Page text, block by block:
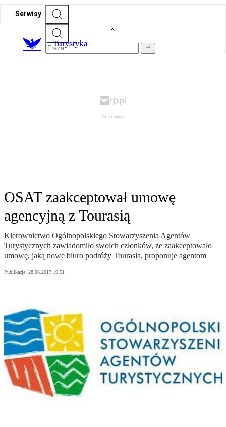
Serwisy
Turystyka
OSAT zaakceptował umowę
agencyjną z Tourasią
Kierownictwo Ogólnopolskiego Stowarzyszenia Agentów
Turystycznych zawiadomiło swoich członków, że zaakceptowało
umowę, jaką nowe biuro podróży Tourasia, proponuje agentom
Publikacja: 28.06.2017 19:51